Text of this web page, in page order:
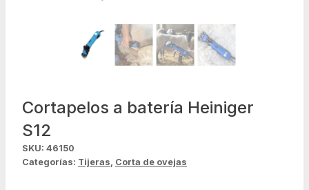
Cortapelos a batería Heiniger
S12
SKU: 46150
Categorías: Tijeras, Corta de ovejas